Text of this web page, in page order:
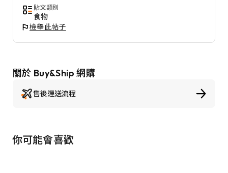
貼文類別
食物
檢舉此帖子
關於 Buy&Ship 網購
售後運送流程
你可能會喜歡